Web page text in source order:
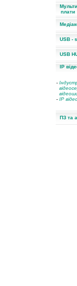
плати
USB -
USB
IP
-
- IP
ПЗ та